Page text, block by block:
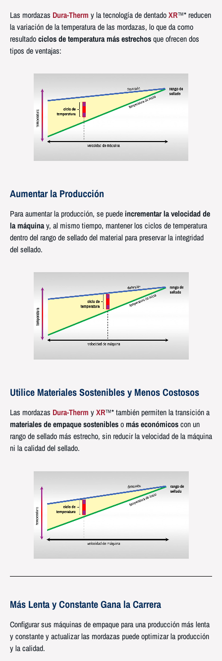
Las mordazas Dura-Therm y la tecnología de dentadoXR™* reducen
la variación de la temperatura de las mordazas, lo que da como
resultadociclos de temperatura más estrechosque ofrecen dos
tipos de ventajas:
Aumentarla Producción
Para aumentar la producción, se puedeincrementar la velocidad de
la máquinay, al mismo tiempo, mantener los ciclos de temperatura
dentro del rango de sellado del material para preservar la integridad
del sellado.
Utilice Materiales Sostenibles y Menos Costosos
Las mordazas Dura-Therm yXR™* también permiten la transición a
materiales de empaque sosteniblesomás económicoscon un
rango de sellado más estrecho, sin reducir la velocidad de la máquina
ni la calidad del sellado.
Más Lenta y Constante Gana la Carrera
Configurar sus máquinas de empaque para una producción más lenta
y constante y actualizar las mordazas puede optimizar la producción
y la calidad.